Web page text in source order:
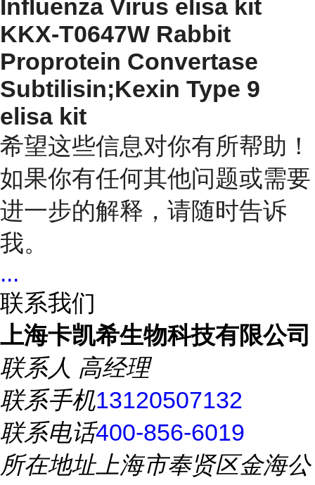
Influenza Virus elisa kit
KKX-T0647W Rabbit
Proprotein Convertase
Subtilisin;Kexin Type 9
elisa kit
希望这些信息对你有所帮助！
如果你有任何其他问题或需要
进一步的解释，请随时告诉
我。
...
联系我们
上海卡凯希生物科技有限公司
联系人 高经理
联系手机13120507132
联系电话400-856-6019
所在地址上海市奉贤区金海公